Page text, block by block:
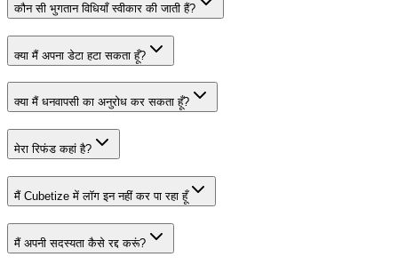
कौन सी भुगतान विधियाँ स्वीकार की जाती हैं?
क्या मैं अपना डेटा हटा सकता हूँ?
क्या मैं धनवापसी का अनुरोध कर सकता हूँ?
मेरा रिफंड कहां है?
मैं Cubetize में लॉग इन नहीं कर पा रहा हूँ
मैं अपनी सदस्यता कैसे रद्द करूं?